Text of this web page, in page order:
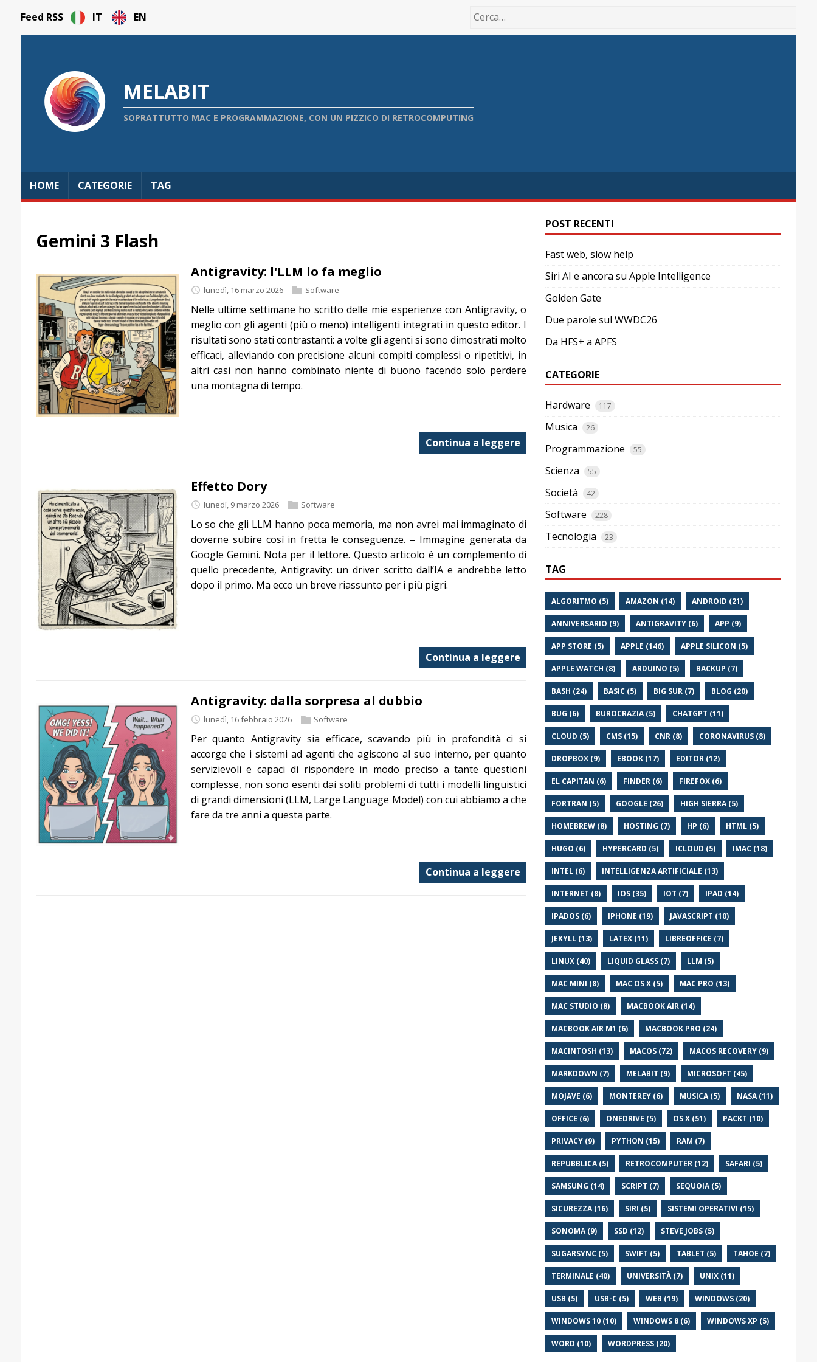
Feed RSS IT EN
MELABIT
SOPRATTUTTO MAC E PROGRAMMAZIONE, CON UN PIZZICO DI RETROCOMPUTING
HOME CATEGORIE TAG
Gemini 3 Flash
Antigravity: l'LLM lo fa meglio
lunedì, 16 marzo 2026 Software
Nelle ultime settimane ho scritto delle mie esperienze con Antigravity, o
meglio con gli agenti (più o meno) intelligenti integrati in questo editor. I
risultati sono stati contrastanti: a volte gli agenti si sono dimostrati molto
efficaci, alleviando con precisione alcuni compiti complessi o ripetitivi, in
altri casi non hanno combinato niente di buono facendo solo perdere
una montagna di tempo.
Continua a leggere
Effetto Dory
lunedì, 9 marzo 2026 Software
Lo so che gli LLM hanno poca memoria, ma non avrei mai immaginato di
doverne subire così in fretta le conseguenze. – Immagine generata da
Google Gemini. Nota per il lettore. Questo articolo è un complemento di
quello precedente, Antigravity: un driver scritto dall’IA e andrebbe letto
dopo il primo. Ma ecco un breve riassunto per i più pigri.
Continua a leggere
Antigravity: dalla sorpresa al dubbio
lunedì, 16 febbraio 2026 Software
Per quanto Antigravity sia efficace, scavando più in profondità ci si
accorge che i sistemi ad agenti che agiscono al suo interno, per quanto
servizievoli e capaci di rispondere in modo preciso a tante questioni
complesse, non sono esenti dai soliti problemi di tutti i modelli linguistici
di grandi dimensioni (LLM, Large Language Model) con cui abbiamo a che
fare da tre anni a questa parte.
Continua a leggere
POST RECENTI
Fast web, slow help
Siri AI e ancora su Apple Intelligence
Golden Gate
Due parole sul WWDC26
Da HFS+ a APFS
CATEGORIE
Hardware 117
Musica 26
Programmazione 55
Scienza 55
Società 42
Software 228
Tecnologia 23
TAG
ALGORITMO (5) AMAZON (14) ANDROID (21)
ANNIVERSARIO (9) ANTIGRAVITY (6) APP (9)
APP STORE (5) APPLE (146) APPLE SILICON (5)
APPLE WATCH (8) ARDUINO (5) BACKUP (7)
BASH (24) BASIC (5) BIG SUR (7) BLOG (20)
BUG (6) BUROCRAZIA (5) CHATGPT (11)
CLOUD (5) CMS (15) CNR (8) CORONAVIRUS (8)
DROPBOX (9) EBOOK (17) EDITOR (12)
EL CAPITAN (6) FINDER (6) FIREFOX (6)
FORTRAN (5) GOOGLE (26) HIGH SIERRA (5)
HOMEBREW (8) HOSTING (7) HP (6) HTML (5)
HUGO (6) HYPERCARD (5) ICLOUD (5) IMAC (18)
INTEL (6) INTELLIGENZA ARTIFICIALE (13)
INTERNET (8) IOS (35) IOT (7) IPAD (14)
IPADOS (6) IPHONE (19) JAVASCRIPT (10)
JEKYLL (13) LATEX (11) LIBREOFFICE (7)
LINUX (40) LIQUID GLASS (7) LLM (5)
MAC MINI (8) MAC OS X (5) MAC PRO (13)
MAC STUDIO (8) MACBOOK AIR (14)
MACBOOK AIR M1 (6) MACBOOK PRO (24)
MACINTOSH (13) MACOS (72) MACOS RECOVERY (9)
MARKDOWN (7) MELABIT (9) MICROSOFT (45)
MOJAVE (6) MONTEREY (6) MUSICA (5) NASA (11)
OFFICE (6) ONEDRIVE (5) OS X (51) PACKT (10)
PRIVACY (9) PYTHON (15) RAM (7)
REPUBBLICA (5) RETROCOMPUTER (12) SAFARI (5)
SAMSUNG (14) SCRIPT (7) SEQUOIA (5)
SICUREZZA (16) SIRI (5) SISTEMI OPERATIVI (15)
SONOMA (9) SSD (12) STEVE JOBS (5)
SUGARSYNC (5) SWIFT (5) TABLET (5) TAHOE (7)
TERMINALE (40) UNIVERSITÀ (7) UNIX (11)
USB (5) USB-C (5) WEB (19) WINDOWS (20)
WINDOWS 10 (10) WINDOWS 8 (6) WINDOWS XP (5)
WORD (10) WORDPRESS (20)